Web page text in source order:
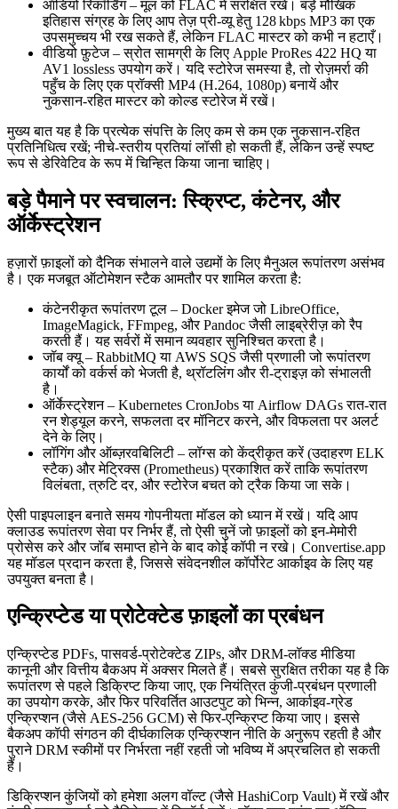
ऑडियो रिकॉर्डिंग– मूल को FLAC में संरक्षित रखें। बड़े मौखिक
इतिहास संग्रह के लिए आप तेज़ प्री‑व्यू हेतु 128 kbps MP3का एक
उपसमुच्चय भी रख सकते हैं, लेकिन FLAC मास्टर को कभी न हटाएँ।
वीडियो फ़ुटेज– स्रोत सामग्री के लिए Apple ProRes 422 HQ या
AV1 losslessउपयोग करें। यदि स्टोरेज समस्या है, तो रोज़मर्रा की
पहुँच के लिए एकप्रॉक्सी MP4 (H.264, 1080p) बनायें और
नुकसान‑रहित मास्टर को कोल्ड स्टोरेज में रखें।
मुख्य बात यह है कि प्रत्येक संपत्ति के लिए कम से कम एकनुकसान‑रहित
प्रतिनिधित्व रखें; नीचे‑स्तरीय प्रतियां लॉसी हो सकती हैं, लेकिन उन्हें स्पष्ट
रूप से डेरिवेटिव के रूप में चिन्हित किया जाना चाहिए।
बड़े पैमाने पर स्वचालन: स्क्रिप्ट, कंटेनर, और
ऑर्केस्ट्रेशन
हज़ारों फ़ाइलों को दैनिक संभालने वाले उद्यमों के लिए मैनुअल रूपांतरण असंभव
है। एक मजबूत ऑटोमेशन स्टैक आमतौर पर शामिल करता है:
कंटेनरीकृत रूपांतरण टूल – Docker इमेज जो LibreOffice,
ImageMagick, FFmpeg, और Pandoc जैसी लाइब्रेरीज़ को रैप
करती हैं। यह सर्वरों में समान व्यवहार सुनिश्चित करता है।
जॉब क्यू – RabbitMQ या AWS SQS जैसी प्रणाली जो रूपांतरण
कार्यों को वर्कर्स को भेजती है, थ्रॉटलिंग और री‑ट्राइज़ को संभालती
है।
ऑर्केस्ट्रेशन– Kubernetes CronJobs या Airflow DAGs रात‑रात
रन शेड्यूल करने, सफलता दर मॉनिटर करने, और विफलता पर अलर्ट
देने के लिए।
लॉगिंग और ऑब्ज़रवबिलिटी – लॉग्स को केंद्रीकृत करें (उदाहरण ELK
स्टैक) और मेट्रिक्स (Prometheus) प्रकाशित करें ताकि रूपांतरण
विलंबता, त्रुटि दर, और स्टोरेज बचत को ट्रैक किया जा सके।
ऐसी पाइपलाइन बनाते समयगोपनीयतामॉडल को ध्यान में रखें। यदि आप
क्लाउड रूपांतरण सेवा पर निर्भर हैं, तो ऐसी चुनें जो फ़ाइलों कोइन‑मेमोरी
प्रोसेस करे और जॉब समाप्त होने के बाद कोई कॉपी न रखे। Convertise.app
यह मॉडल प्रदान करता है, जिससे संवेदनशील कॉर्पोरेट आर्काइव के लिए यह
उपयुक्त बनता है।
एन्क्रिप्टेड या प्रोटेक्टेड फ़ाइलों का प्रबंधन
एन्क्रिप्टेड PDFs, पासवर्ड‑प्रोटेक्टेड ZIPs, और DRM‑लॉक्ड मीडिया
कानूनी और वित्तीय बैकअप में अक्सर मिलते हैं। सबसे सुरक्षित तरीका यह है कि
रूपांतरण से पहले डिक्रिप्टकिया जाए, एक नियंत्रित कुंजी‑प्रबंधन प्रणाली
का उपयोग करके, और फिर परिवर्तित आउटपुट कोभिन्न, आर्काइव‑ग्रेड
एन्क्रिप्शन(जैसे AES‑256 GCM) से फिर‑एन्क्रिप्ट किया जाए। इससे
बैकअप कॉपी संगठन की दीर्घकालिक एन्क्रिप्शन नीति के अनुरूप रहती है और
पुराने DRM स्कीमों पर निर्भरता नहीं रहती जो भविष्य में अप्रचलित हो सकती
हैं।
डिक्रिप्शन कुंजियों को हमेशा अलग वॉल्ट (जैसे HashiCorp Vault) में रखें और